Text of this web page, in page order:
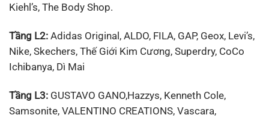
Kiehl’s, The Body Shop.
Tầng L2: Adidas Original, ALDO, FILA, GAP, Geox, Levi’s,
Nike, Skechers, Thế Giới Kim Cương, Superdry, CoCo
Ichibanya, Dì Mai
Tầng L3: GUSTAVO GANO,Hazzys, Kenneth Cole,
Samsonite, VALENTINO CREATIONS, Vascara,